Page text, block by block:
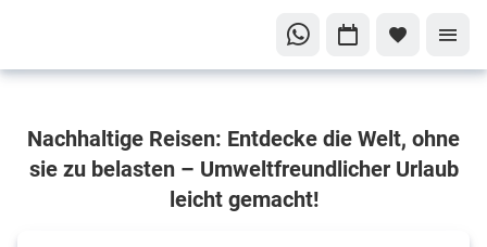
Welt mit gutem
Gewissen
Nachhaltige Reisen: Entdecke die Welt, ohne
sie zu belasten – Umweltfreundlicher Urlaub
leicht gemacht!